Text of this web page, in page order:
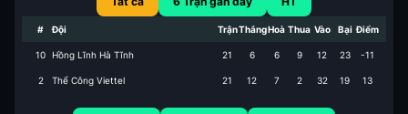
# Đội TrậnThắngHoà Thua Vào Bại Điểm
10 Hồng Lĩnh Hà Tĩnh 21 6 6 9 12 23 -11
2 Thể Công Viettel 21 12 7 2 32 19 13